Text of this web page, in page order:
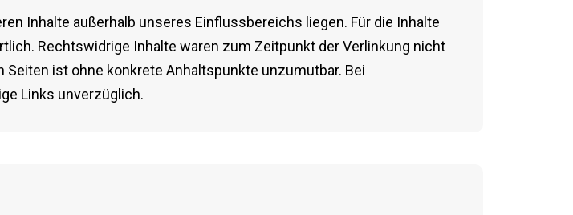
Inhalte außerhalb unseres Einflussbereichs liegen. Für die Inhalte
Rechtswidrige Inhalte waren zum Zeitpunkt der Verlinkung nicht
ist ohne konkrete Anhaltspunkte unzumutbar. Bei
Links unverzüglich.